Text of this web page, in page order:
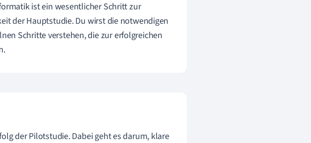
ist ein wesentlicher Schritt zur
der Hauptstudie. Du wirst die notwendigen
Schritte verstehen, die zur erfolgreichen
der Pilotstudie. Dabei geht es darum, klare